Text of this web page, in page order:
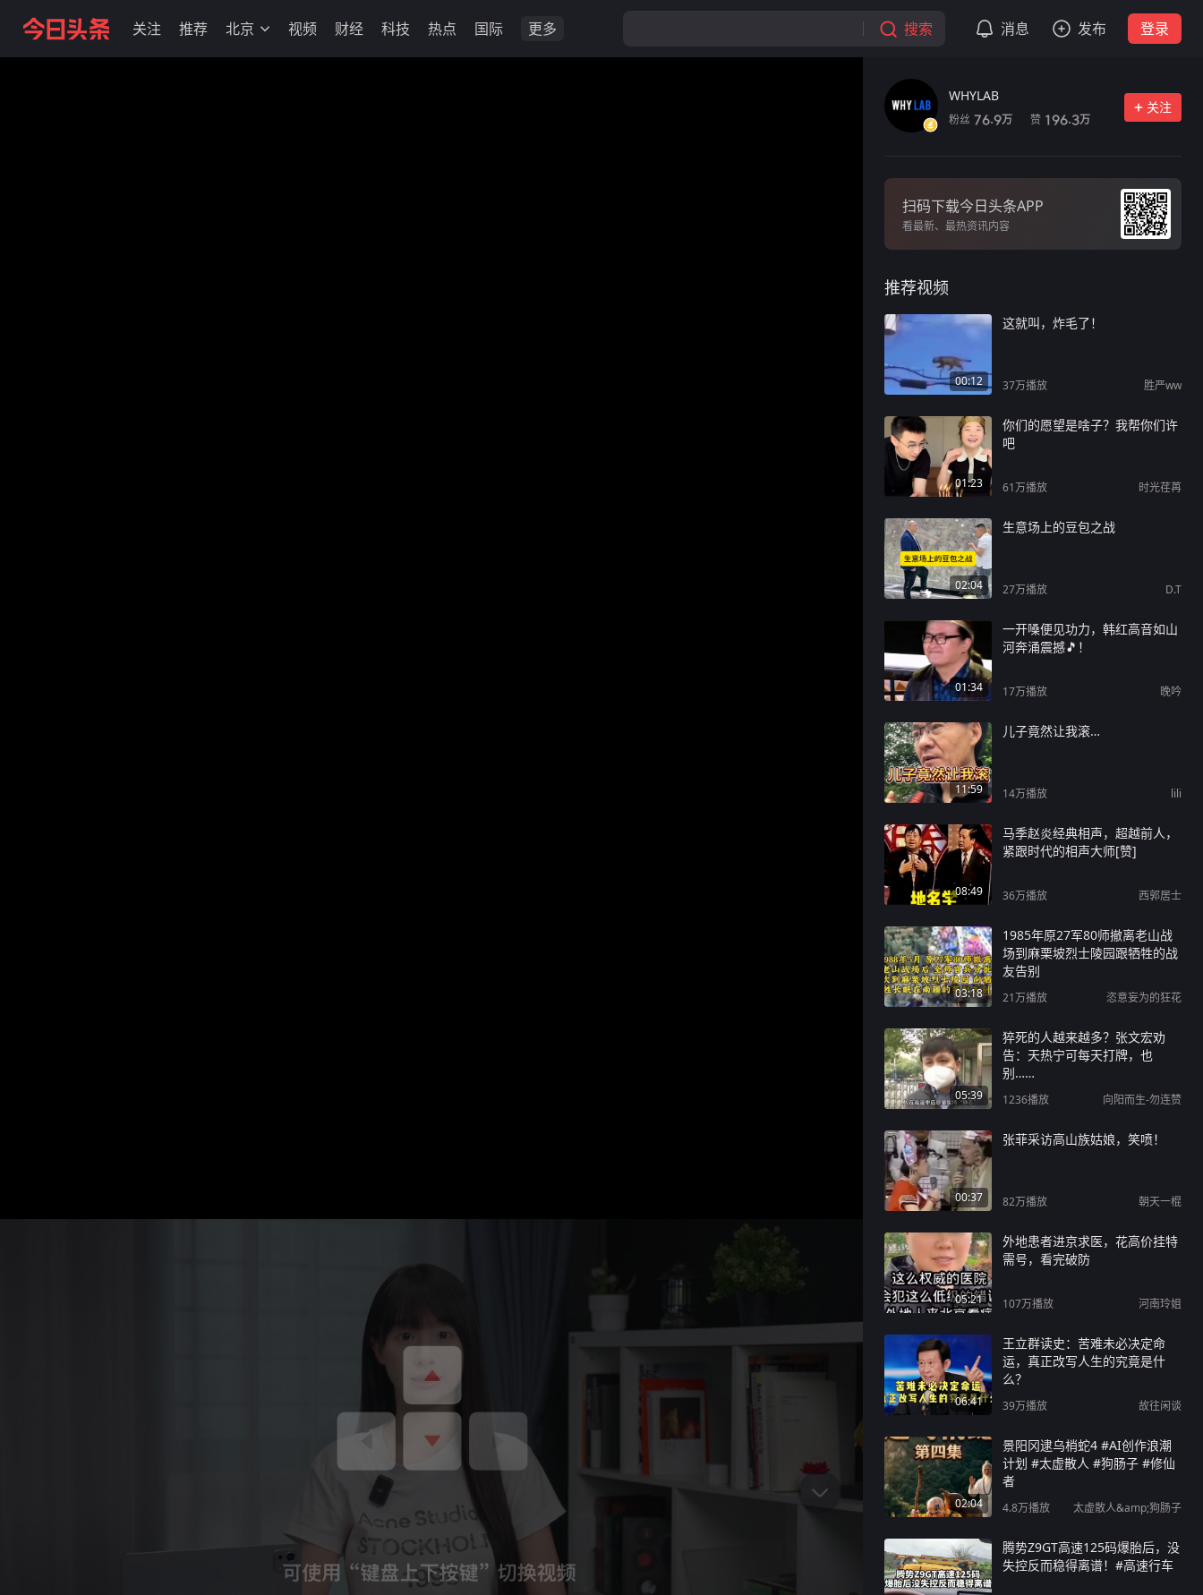
关注 推荐 北京 视频 财经 科技 热点 国际 更多 搜索 消息 发布 登录
WHYLAB
粉丝 76.9万 赞 196.3万
关注
扫码下载今日头条APP
看最新、最热资讯内容
推荐视频
00:12
这就叫，炸毛了！
37万播放 胜严ww
01:23
你们的愿望是啥子？我帮你们许
吧
61万播放 时光荏苒
02:04
生意场上的豆包之战
27万播放 D.T
01:34
一开嗓便见功力，韩红高音如山
河奔涌震撼🎵！
17万播放 晚吟
11:59
儿子竟然让我滚…
14万播放 lili
08:49
马季赵炎经典相声，超越前人，
紧跟时代的相声大师[赞]
36万播放 西郭居士
03:18
1985年原27军80师撤离老山战
场到麻栗坡烈士陵园跟牺牲的战
友告别
21万播放 恣意妄为的狂花
05:39
猝死的人越来越多？张文宏劝
告：天热宁可每天打牌，也
别……
1236播放 向阳而生-勿连赞
00:37
张菲采访高山族姑娘，笑喷！
82万播放 朝天一棍
05:21
外地患者进京求医，花高价挂特
需号，看完破防
107万播放 河南玲姐
06:41
王立群读史：苦难未必决定命
运，真正改写人生的究竟是什
么？
39万播放 故往闲谈
02:04
景阳冈逮乌梢蛇4 #AI创作浪潮
计划 #太虚散人 #狗肠子 #修仙
者
4.8万播放 太虚散人&amp;狗肠子
腾势Z9GT高速125码爆胎后，没
失控反而稳得离谱！#高速行车